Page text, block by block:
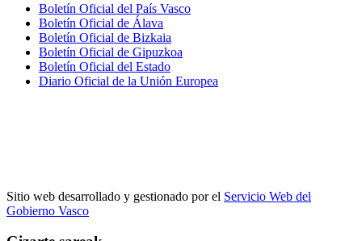
Boletín Oficial del País Vasco
Boletín Oficial de Álava
Boletín Oficial de Bizkaia
Boletín Oficial de Gipuzkoa
Boletín Oficial del Estado
Diario Oficial de la Unión Europea
Sitio web desarrollado y gestionado por el Servicio Web del
Gobierno Vasco